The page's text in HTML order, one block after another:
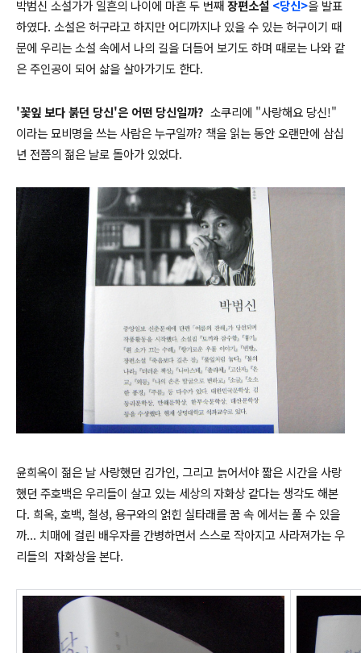
박범신 소설가가 일흔의 나이에 마흔 두 번째장편소설 <당신>을 발표
하였다. 소설은 허구라고 하지만 어디까지나 있을 수 있는 허구이기 때
문에 우리는 소설 속에서 나의 길을 더듬어 보기도 하며 때로는 나와 같
은 주인공이 되어 삶을 살아가기도 한다.
'꽃잎 보다 붉던 당신'은 어떤 당신일까? 소쿠리에 "사랑해요 당신!"
이라는 묘비명을 쓰는 사람은 누구일까? 책을 읽는 동안 오랜만에 삼십
년 전쯤의 젊은 날로 돌아가 있었다.
윤희옥이 젊은 날 사랑했던 김가인, 그리고 늙어서야 짧은 시간을 사랑
했던 주호백은 우리들이 살고 있는 세상의 자화상 같다는 생각도 해본
다. 희옥, 호백, 철성, 용구와의 얽힌 실타래를 꿈 속 에서는 풀 수 있을
까... 치매에 걸린 배우자를 간병하면서 스스로 작아지고 사라져가는 우
리들의 자화상을 본다.